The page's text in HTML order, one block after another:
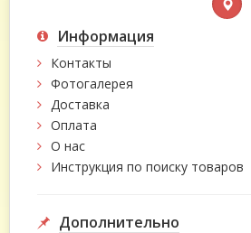
Информация
Контакты
Фотогалерея
Доставка
Оплата
О нас
Инструкция по поиску товаров
Дополнительно